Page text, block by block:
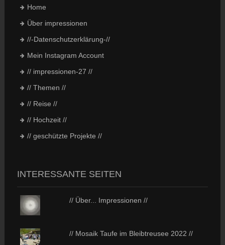
Home
Über impressionen
//-Datenschutzerklärung-//
Mein Instagram Account
// impressionen-27 //
// Themen //
// Reise //
// Hochzeit //
// geschützte Projekte //
INTERESSANTE SEITEN
// Über... Impressionen //
// Mosaik Taufe im Bleibtreusee 2022 //